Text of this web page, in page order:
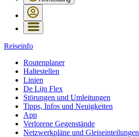
Reiseinfo
Routenplaner
Haltestellen
Linien
De Lijn Flex
Störungen und Umleitungen
Tipps, Infos und Neuigkeiten
App
Verlorene Gegenstände
Netzwerkpläne und Gleiseinteilungen